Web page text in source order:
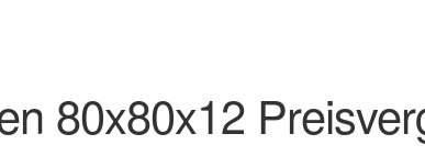
80x80x12